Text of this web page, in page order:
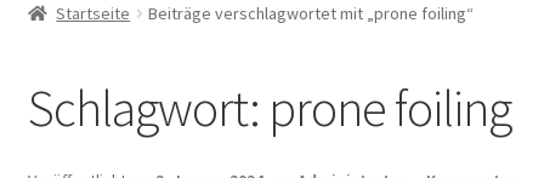
Vorsicht Internetbetrug
öffnen
Über FunShop
Startseite Beiträge verschlagwortet mit „prone foiling“
Schlagwort: prone foiling